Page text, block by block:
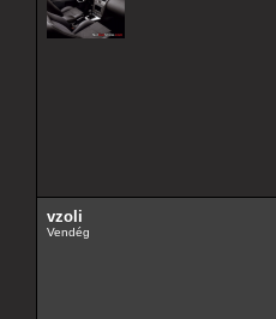
vzoli
Vendég